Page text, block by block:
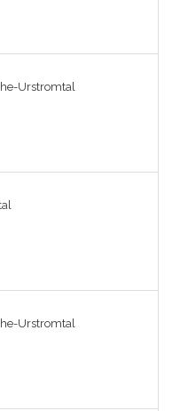
Urstromtal
Urstromtal